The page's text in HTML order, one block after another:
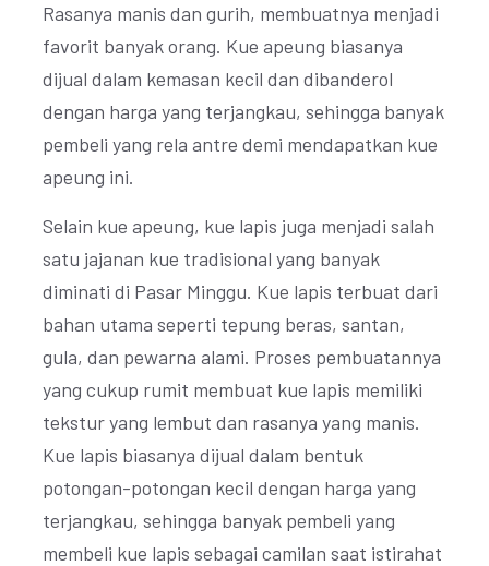
Rasanya manis dan gurih, membuatnya menjadi
favorit banyak orang. Kue apeung biasanya
dijual dalam kemasan kecil dan dibanderol
dengan harga yang terjangkau, sehingga banyak
pembeli yang rela antre demi mendapatkan kue
apeung ini.
Selain kue apeung, kue lapis juga menjadi salah
satu jajanan kue tradisional yang banyak
diminati di Pasar Minggu. Kue lapis terbuat dari
bahan utama seperti tepung beras, santan,
gula, dan pewarna alami. Proses pembuatannya
yang cukup rumit membuat kue lapis memiliki
tekstur yang lembut dan rasanya yang manis.
Kue lapis biasanya dijual dalam bentuk
potongan-potongan kecil dengan harga yang
terjangkau, sehingga banyak pembeli yang
membeli kue lapis sebagai camilan saat istirahat